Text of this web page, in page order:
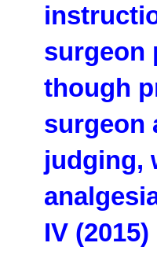
surgeon
though
surgeon
judging,
IV